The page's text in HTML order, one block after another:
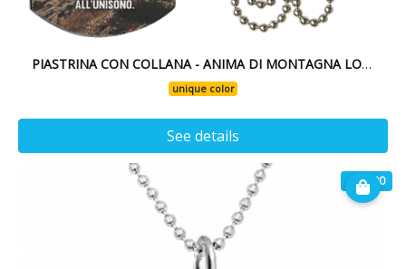
PIASTRINA CON COLLANA - ANIMA DI MONTAGNA LOGO
unique color
See details
€ 16.90